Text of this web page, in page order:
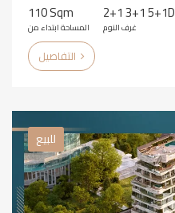
110 Sqm
المساحة ابتداء من
2+1 3+1 5+1D
غرف النوم
للبيع